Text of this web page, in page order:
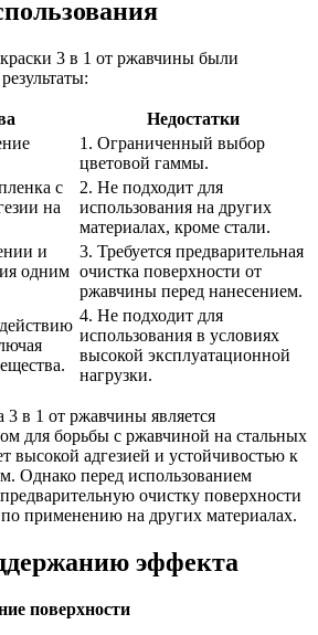
3 в 1 от ржавчины были
Недостатки
1. Ограниченный выбор
цветовой гаммы.
с
на
2. Не подходит для
использования на других
материалах, кроме стали.
и
одним
3. Требуется предварительная
очистка поверхности от
ржавчины перед нанесением.
4. Не подходит для
использования в условиях
высокой эксплуатационной
нагрузки.
3 в 1 от ржавчины является
для борьбы с ржавчиной на стальных
высокой адгезией и устойчивостью к
Однако перед использованием
очистку поверхности
применению на других материалах.
эффекта
поверхности